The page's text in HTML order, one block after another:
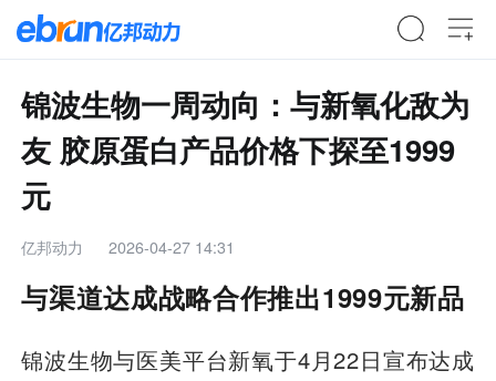
锦波生物一周动向：与新氧化敌为
友 胶原蛋白产品价格下探至1999
元
亿邦动力 2026-04-27 14:31
与渠道达成战略合作推出1999元新品
锦波生物与医美平台新氧于4月22日宣布达成